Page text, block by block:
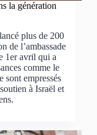
la génération
plus de 200
de l’ambassade
1er avril qui a
comme le
sont empressés
à Israël et